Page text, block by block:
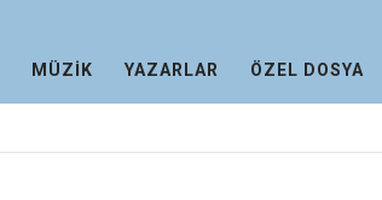
MÜZİK YAZARLAR ÖZEL DOSYA